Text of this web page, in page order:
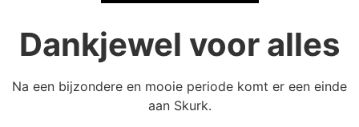
Dankjewel voor alles
Na een bijzondere en mooie periode komt er een einde
aan Skurk.